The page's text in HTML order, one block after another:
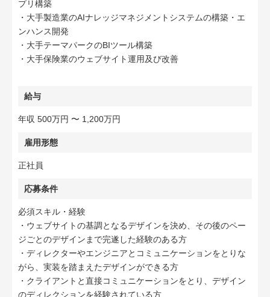
プリ構築
・大手製造業のAIナレッジマネジメントシステムの構築・エ
ンハンス開発
・大手テーマパークのBIツール構築
・大手保険業のウェブサイト運用及び改善
給与
年収 500万円 〜 1,200万円
雇用形態
正社員
応募条件
必須スキル・経験
・ウェブサイトの基調となるデザインを決め、その後のペー
ジごとのデザインまで完遂した経験のある方
・ディレクターやエンジニアとコミュニケーションをとりな
がら、実装を踏まえたデザインができる方
・クライアントと直接コミュニケーションをとり、デザイン
のディレクションを経験されている方